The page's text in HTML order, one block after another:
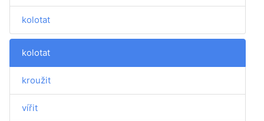
kolotat
kolotat
kroužit
vířit